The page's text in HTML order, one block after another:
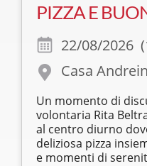
PIZZA E
22/08/2026
Casa
Un momento di
volontaria Rita
al centro diurno
deliziosa pizza
e momenti di